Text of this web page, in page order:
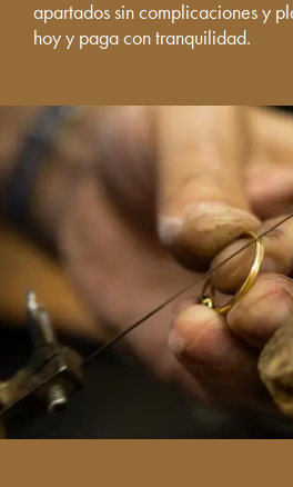
apartados sin complicaciones y
hoy y paga con tranquilidad.